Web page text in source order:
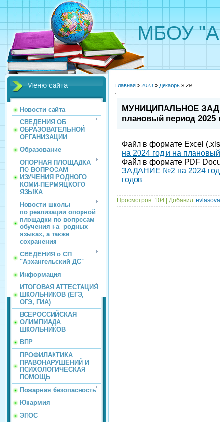
МБОУ
Меню сайта
Новости сайта
СВЕДЕНИЯ ОБ
ОБРАЗОВАТЕЛЬНОЙ
ОРГАНИЗАЦИИ
Образование
ОПОРНАЯ ПЛОЩАДКА
ПО ВОПРОСАМ
ИЗУЧЕНИЯ РОДНОГО
КОМИ-ПЕРМЯЦКОГО
ЯЗЫКА
Новости школы
по реализации опорной
площадки по вопросам
обучения на родных
языках, а также
сохранения
СВЕДЕНИЯ о СП
"Архангельский ДС"
Информация
ИТОГОВАЯ АТТЕСТАЦИЯ
ШКОЛЬНИКОВ (ЕГЭ,
ОГЭ, ГИА)
ВСЕРОССИЙСКАЯ
ОЛИМПИАДА
ШКОЛЬНИКОВ
ВПР
ПРОФИЛАКТИКА
ПРАВОНАРУШЕНИЙ И
ПСИХОЛОГИЧЕСКАЯ
ПОМОЩЬ
Пожарная безопасность
Юнармия
ЭПОС
Главная » 2023 » Декабрь » 29
МУНИЦИПАЛЬНОЕ
плановый период 2025
Файл в формате Excel
на 2024 год и на
Файл в формате PDF
ЗАДАНИЕ №2 на 2024 год
годов
Просмотров: 104 Добавил: